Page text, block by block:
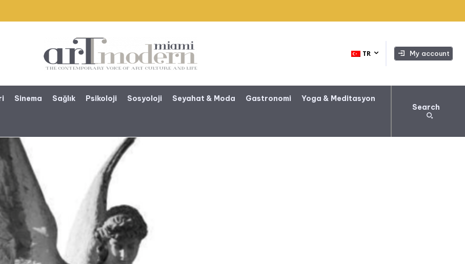
TR My account
Sinema Sağlık Psikoloji Sosyoloji Seyahat & Moda Gastronomi Yoga & Meditasyon
Search